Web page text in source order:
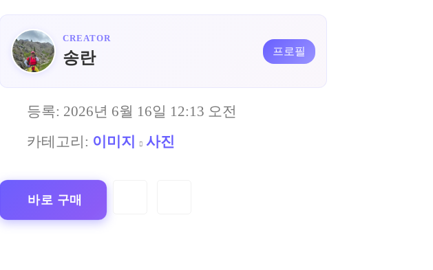
CREATOR
송란 프로필
등록: 2026년 6월 16일 12:13 오전
카테고리: 이미지 사진
바로 구매